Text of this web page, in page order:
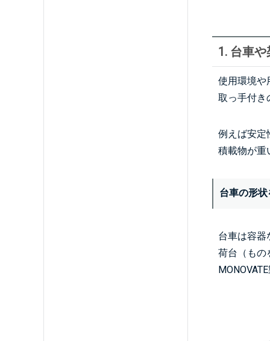
1. 台車
使用環境や
取っ手付き
例えば安定
積載物が重
台車の形
台車は容器
荷台（もの